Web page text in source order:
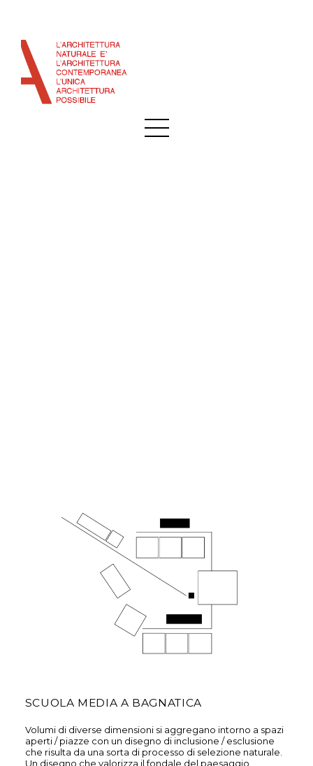
SCUOLA MEDIA A BAGNATICA
Volumi di diverse dimensioni si aggregano intorno a spazi
aperti / piazze con un disegno di inclusione / esclusione
che risulta da una sorta di processo di selezione naturale.
Un disegno che valorizza il fondale del paesaggio